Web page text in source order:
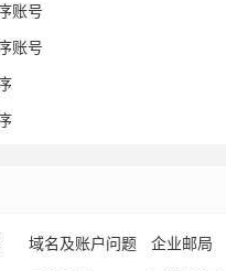
账号
账号
域名及账户问题
企业邮局